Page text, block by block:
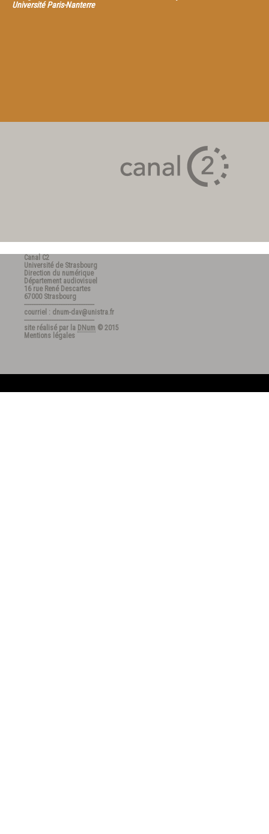
Université Paris-Nanterre
Canal C2
Université de Strasbourg
Direction du numérique
Département audiovisuel
16 rue René Descartes
67000 Strasbourg
---------------------------------------
courriel : dnum-dav@unistra.fr
---------------------------------------
site réalisé par la DNum © 2015
Mentions légales